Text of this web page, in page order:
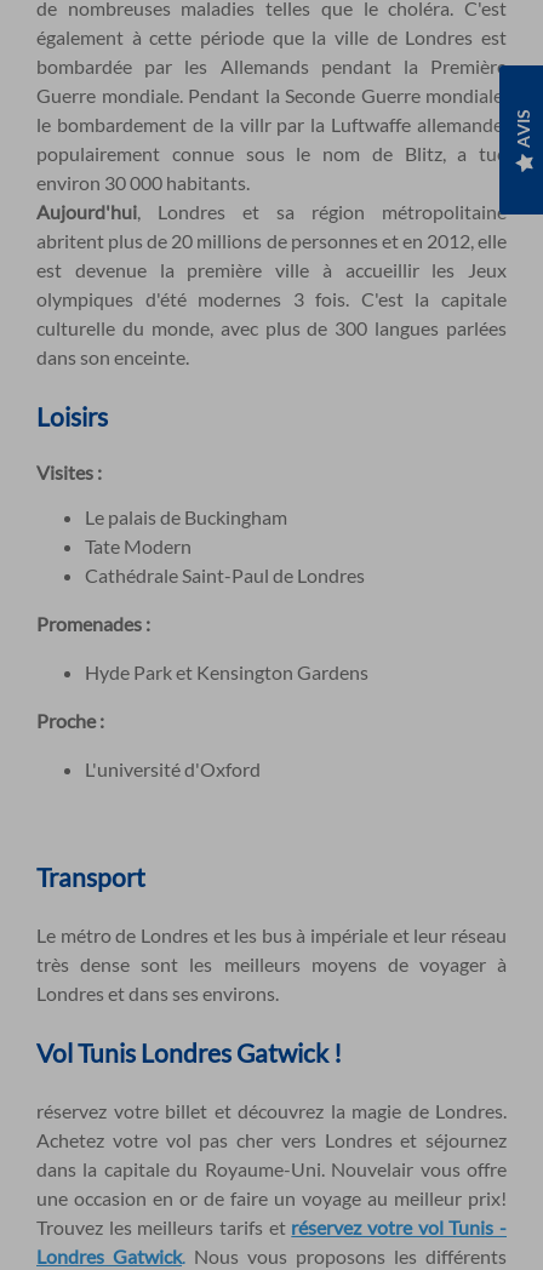
AVIS
de nombreuses maladies telles que le choléra. C'est
également à cette période que la ville de Londres est
bombardée par les Allemands pendant la Première
Guerre mondiale. Pendant la Seconde Guerre mondiale,
le bombardement de la villr par la Luftwaffe allemande,
populairement connue sous le nom de Blitz, a tué
environ 30 000 habitants.
Aujourd'hui, Londres et sa région métropolitaine
abritent plus de 20 millions de personnes et en 2012, elle
est devenue la première ville à accueillir les Jeux
olympiques d'été modernes 3 fois. C'est la capitale
culturelle du monde, avec plus de 300 langues parlées
dans son enceinte.
Loisirs
Visites :
Le palais de Buckingham
Tate Modern
Cathédrale Saint-Paul de Londres
Promenades :
Hyde Park et Kensington Gardens
Proche :
L'université d'Oxford
Transport
Le métro de Londres et les bus à impériale et leur réseau
très dense sont les meilleurs moyens de voyager à
Londres et dans ses environs.
Vol Tunis Londres Gatwick!
réservez votre billet et découvrez la magie de Londres.
Achetez votre vol pas cher vers Londres et séjournez
dans la capitale du Royaume-Uni. Nouvelair vous offre
une occasion en or de faire un voyage au meilleur prix!
Trouvez les meilleurs tarifs et réservez votre vol Tunis -
Londres Gatwick. Nous vous proposons les différents